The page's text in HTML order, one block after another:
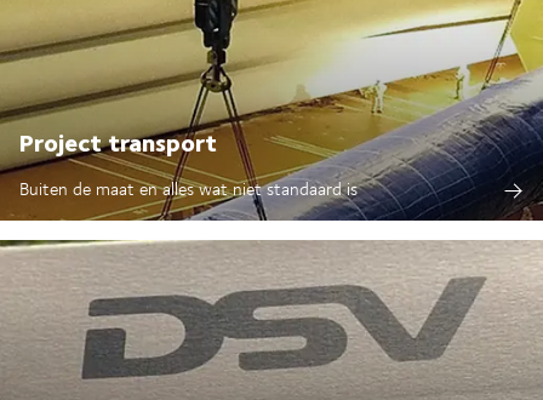
Project transport
Buiten de maat en alles wat niet standaard is